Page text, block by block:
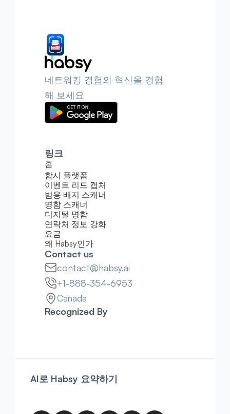
네트워킹 경험의 혁신을 경험
해 보세요
링크
홈
합시 플랫폼
이벤트 리드 캡처
범용 배지 스캐너
명함 스캐너
디지털 명함
연락처 정보 강화
요금
왜 Habsy인가
Contact us
contact@habsy.ai
+1-888-354-6953
Canada
Recognized By
AI로 Habsy 요약하기